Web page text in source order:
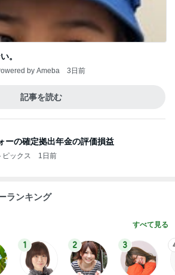
。
by Ameba 3日前
記事を読む
ーの確定拠出年金の評価損益
ックス 1日前
ランキング
すべて見る
1 2 3